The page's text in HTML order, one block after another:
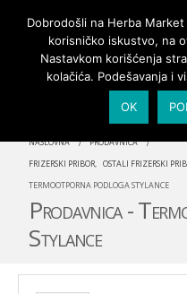
NASLOVNA
PRODAVNICA
FRIZERSKI PRIBOR, OSTALI FRIZERSKI
TERMOOTPORNA PODLOGA STYLANCE
Prodavnica -
Stylance
Dobrodošli na Herba
korisničko iskustvo, na
Nastavkom korišćenja
kolačića. Podešavanja i
OK